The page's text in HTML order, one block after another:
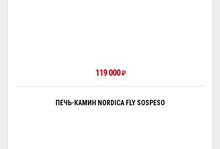
119 000₽
ПЕЧЬ-КАМИН NORDICA FLY SOSPESO